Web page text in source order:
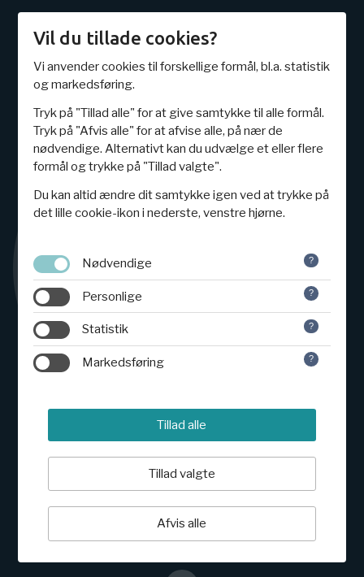
Edutasia E-læring
Vi bygger e-læring, der kan indgå i mange forskellige
traditionel undervisning.
Vil du tillade cookies?
Vi anvender cookies til forskellige formål, bl.a. statistik
og markedsføring.
Tryk på "Tillad alle" for at give samtykke til alle formål.
Tryk på "Afvis alle" for at afvise alle, på nær de
nødvendige. Alternativt kan du udvælge et eller flere
formål og trykke på "Tillad valgte".
Du kan altid ændre dit samtykke igen ved at trykke på
det lille cookie-ikon i nederste, venstre hjørne.
Nødvendige
Personlige
Statistik
Markedsføring
Afvis alle
Tillad valgte
Tillad alle